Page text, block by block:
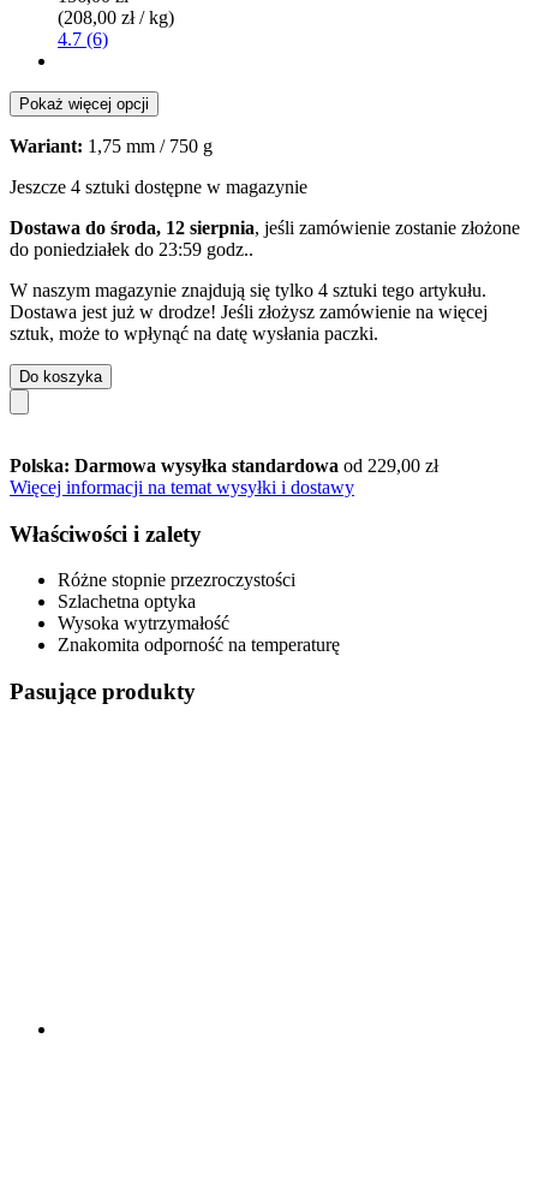
(208,00 zł / kg)
4.7 (6)
Pokaż więcej opcji
Wariant: 1,75 mm / 750 g
Jeszcze 4 sztuki dostępne w magazynie
Dostawa do środa, 12 sierpnia, jeśli zamówienie zostanie złożone
do poniedziałek do 23:59 godz..
W naszym magazynie znajdują się tylko 4 sztuki tego artykułu.
Dostawa jest już w drodze! Jeśli złożysz zamówienie na więcej
sztuk, może to wpłynąć na datę wysłania paczki.
Do koszyka
Polska: Darmowa wysyłka standardowa od 229,00 zł
Więcej informacji na temat wysyłki i dostawy
Właściwości i zalety
Różne stopnie przezroczystości
Szlachetna optyka
Wysoka wytrzymałość
Znakomita odporność na temperaturę
Pasujące produkty